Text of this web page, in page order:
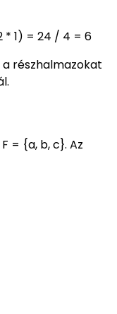
* 1) = 24 / 4 = 6
a részhalmazokat
= {a, b, c}. Az